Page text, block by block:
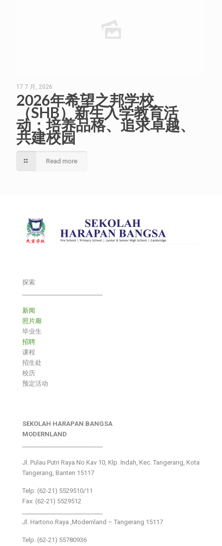
17 7 月, 2026
2026年希望之邦学校
（SHB）新生入学教育活
动：培养品格、追求卓越、
共建校园
Read more
探索
新闻
照片廊
毕业生
招聘
课程
招生处
校历
预定活动
SEKOLAH HARAPAN BANGSA
MODERNLAND
Jl. Pulau Putri Raya No.Kav 10, Klp. Indah, Kec. Tangerang, Kota
Tangerang, Banten 15117
Telp: (62-21) 5529510/11
Fax: (62-21) 5529512
Jl. Hartono Raya ,Modernland – Tangerang 15117
Telp. (62-21) 55780936